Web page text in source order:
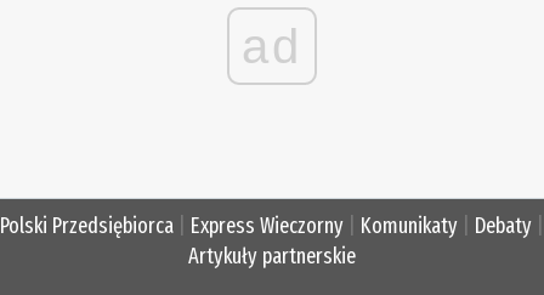
ad
Polski Przedsiębiorca Express Wieczorny Komunikaty Debaty
Artykuły partnerskie